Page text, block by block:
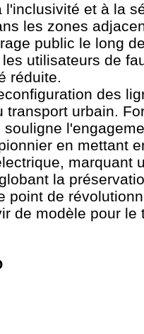
l'inclusivité et à la
les zones
public le long
utilisateurs de
réduite.
des
transport urbain.
en mettant
marquant
la
point de
de modèle pour le